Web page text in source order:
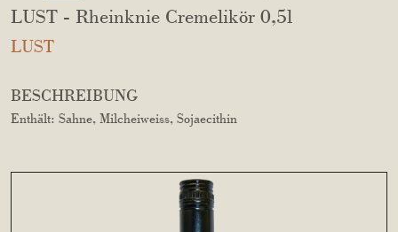
LUST - Rheinknie Cremelikör 0,5l
LUST
BESCHREIBUNG
Enthält: Sahne, Milcheiweiss, Sojaecithin